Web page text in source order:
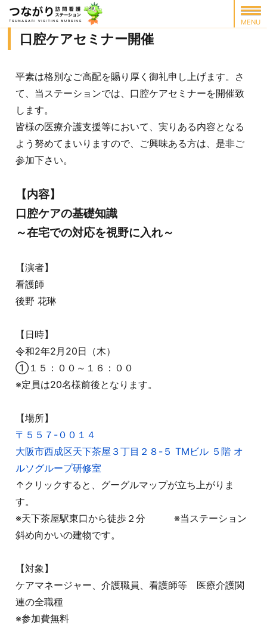
口腔ケアセミナー開催
平素は格別なご高配を賜り厚く御礼申し上げます。さ
て、当ステーションでは、口腔ケアセミナーを開催致
します。
皆様の医療介護支援等において、実りある内容となる
よう努めてまいりますので、ご興味ある方は、是非ご
参加下さい。
【内容】
口腔ケアの基礎知識
～在宅での対応を視野に入れ～
【演者】
看護師
後野 花琳
【日時】
令和2年2月20日（木）
①１５：００～１６：００
※定員は20名様前後となります。
【場所】
〒５５７-００１４
大阪市西成区天下茶屋３丁目２８-５ TMビル ５階 オ
ルソグループ研修室
↑クリックすると、グーグルマップが立ち上がりま
す。
※天下茶屋駅東口から徒歩２分 ※当ステーション
斜め向かいの建物です。
【対象】
ケアマネージャー、介護職員、看護師等 医療介護関
連の全職種
※参加費無料